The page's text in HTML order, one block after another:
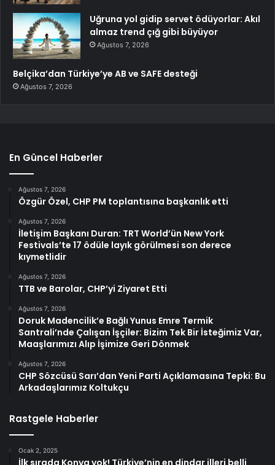
Uğruna yol gidip servet ödüyorlar: Akıl
almaz trend çığ gibi büyüyor
Ağustos 7, 2026
Belçika’dan Türkiye’ye AB ve SAFE desteği
Ağustos 7, 2026
En Güncel Haberler
Ağustos 7, 2026
Özgür Özel, CHP PM toplantısına başkanlık etti
Ağustos 7, 2026
İletişim Başkanı Duran: TRT World’ün New York
Festivals’te 17 ödüle layık görülmesi son derece
kıymetlidir
Ağustos 7, 2026
TTB ve Barolar, CHP’yi Ziyaret Etti
Ağustos 7, 2026
Doruk Madencilik’e Bağlı Yunus Emre Termik
Santrali’nde Çalışan İşçiler: Bizim Tek Bir İsteğimiz Var,
Maaşlarımızı Alıp İşimize Geri Dönmek
Ağustos 7, 2026
CHP Sözcüsü Sarı’dan Yeni Parti Açıklamasına Tepki: Bu
Arkadaşlarımız Koltukçu
Rastgele Haberler
Ocak 2, 2025
İlk sırada Konya yok! Türkiye’nin en dindar illeri belli